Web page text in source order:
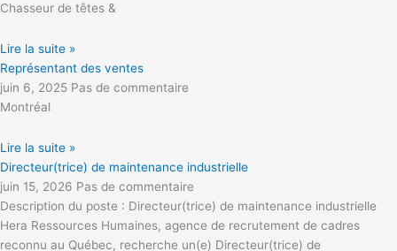
Chasseur de têtes &
Lire la suite »
Représentant des ventes
juin 6, 2025 Pas de commentaire
Montréal
Lire la suite »
Directeur(trice) de maintenance industrielle
juin 15, 2026 Pas de commentaire
Description du poste : Directeur(trice) de maintenance industrielle
Hera Ressources Humaines, agence de recrutement de cadres
reconnu au Québec, recherche un(e) Directeur(trice) de